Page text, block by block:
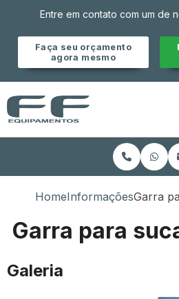
Entre em contato com um de
Faça seu orçamento
agora mesmo
HomeInformaçõesGarra
Garra para
Galeria